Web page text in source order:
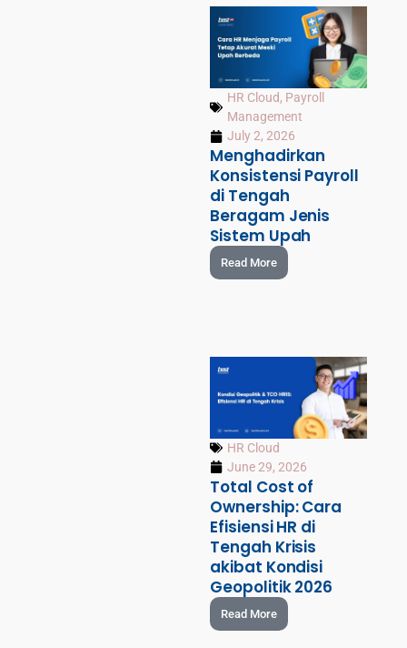
HR Cloud, Payroll
Management
July 2, 2026
Menghadirkan
Konsistensi Payroll
di Tengah
Beragam Jenis
Sistem Upah
Read More
HR Cloud
June 29, 2026
Total Cost of
Ownership: Cara
Efisiensi HR di
Tengah Krisis
akibat Kondisi
Geopolitik 2026
Read More